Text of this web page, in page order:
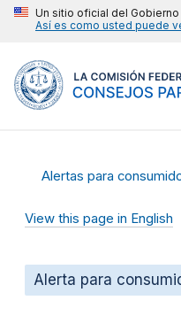
Un sitio oficial del
Así es como usted puede
Alertas para
View this page in English
Alerta para